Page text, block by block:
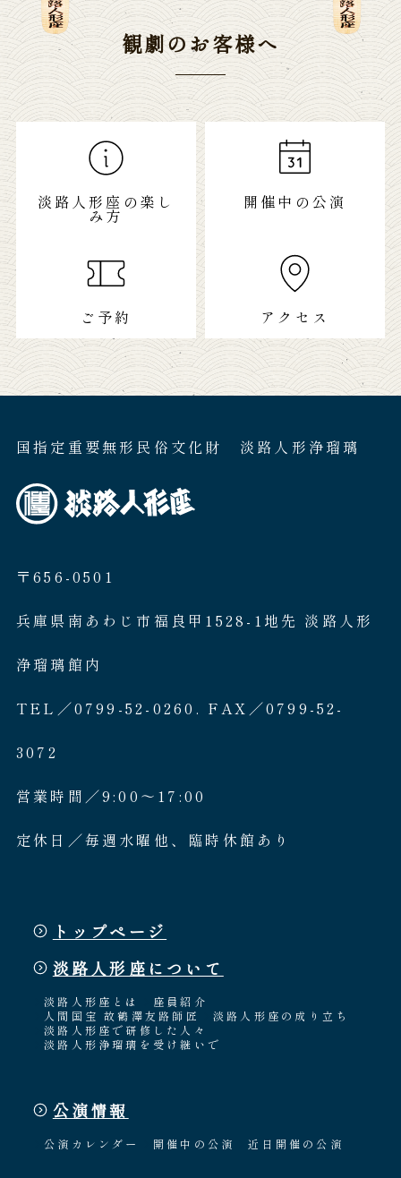
観劇のお客様へ
淡路人形座の楽し
み方
開催中の公演
ご予約 アクセス
国指定重要無形民俗文化財 淡路人形浄瑠璃
〒656-0501
兵庫県南あわじ市福良甲1528-1地先 淡路人形
浄瑠璃館内
TEL／0799-52-0260. FAX／0799-52-
3072
営業時間／9:00〜17:00
定休日／毎週水曜他、臨時休館あり
トップページ
淡路人形座について
淡路人形座とは
座員紹介
人間国宝 故鶴澤友路師匠
淡路人形座の成り立ち
淡路人形座で研修した人々
淡路人形浄瑠璃を受け継いで
公演情報
公演カレンダー 開催中の公演 近日開催の公演